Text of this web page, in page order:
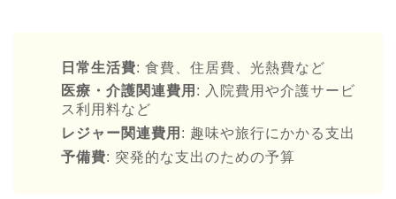
日常生活費: 食費、住居費、光熱費など
医療・介護関連費用 : 入院費用や介護サービ
ス利用料など
レジャー関連費用 : 趣味や旅行にかかる支出
予備費: 突発的な支出のための予算